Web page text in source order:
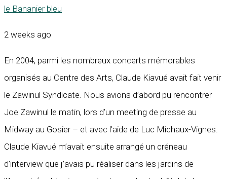
le Bananier bleu
2 weeks ago
En 2004, parmi les nombreux concerts mémorables
organisés au Centre des Arts, Claude Kiavué avait fait venir
le Zawinul Syndicate. Nous avions d’abord pu rencontrer
Joe Zawinul le matin, lors d’un meeting de presse au
Midway au Gosier – et avec l’aide de Luc Michaux-Vignes.
Claude Kiavué m’avait ensuite arrangé un créneau
d’interview que j’avais pu réaliser dans les jardins de